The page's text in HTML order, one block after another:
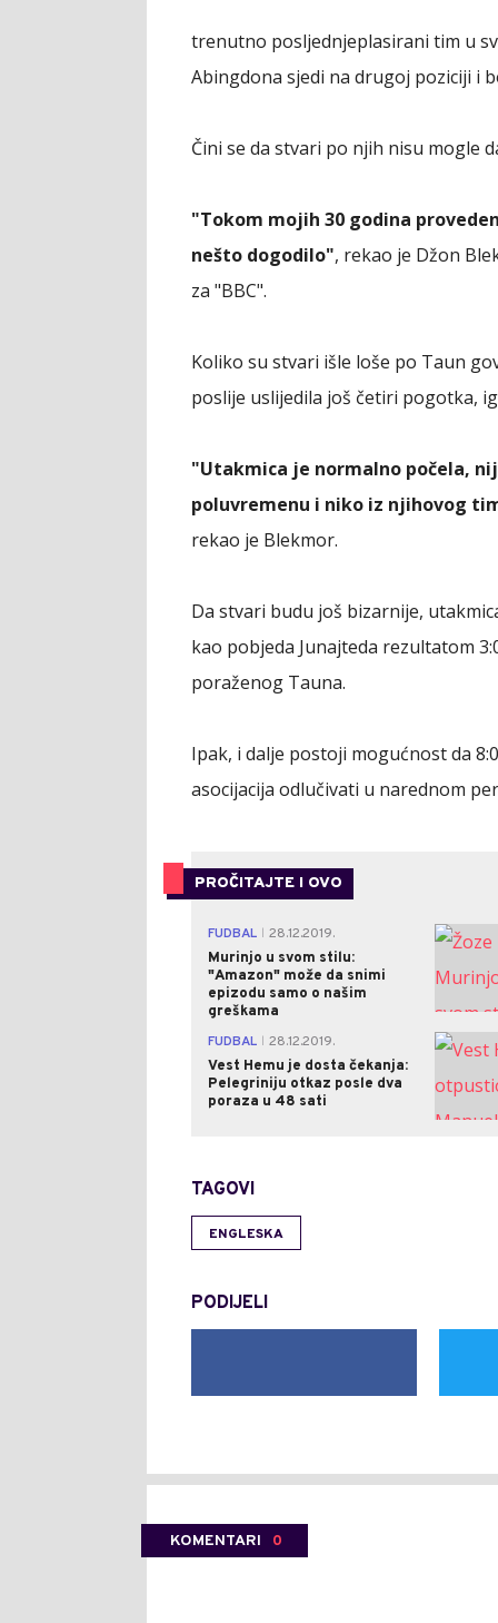
trenutno posljednjeplasirani tim u
Abingdona sjedi na drugoj poziciji i
Čini se da stvari po njih nisu mogle
"Tokom mojih 30 godina
nešto dogodilo", rekao je Džon
za "BBC".
Koliko su stvari išle loše po Taun
poslije uslijedila još četiri pogotka,
"Utakmica je normalno počela,
poluvremenu i niko iz njihovog
rekao je Blekmor.
Da stvari budu još bizarnije,
kao pobjeda Junajteda rezultatom
poraženog Tauna.
Ipak, i dalje postoji mogućnost da
asocijacija odlučivati u narednom
PROČITAJTE I OVO
FUDBAL
28.12.2019.
Murinjo u svom stilu:
"Amazon" može da snimi
epizodu samo o našim
greškama
FUDBAL
28.12.2019.
Vest Hemu je dosta čekanja:
Pelegriniju otkaz posle dva
poraza u 48 sati
TAGOVI
ENGLESKA
PODIJELI
KOMENTARI 0